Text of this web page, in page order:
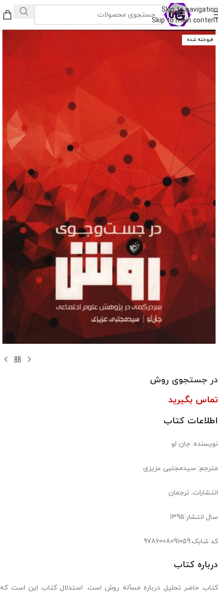
Skip to navigation
Skip to main content
فروخته شده
در جستجوی روش
تماس بگیرید
اطلاعات کتاب
نویسنده: جان لو
مترجم: سیدمجتبی عزیزی
انتشارات: ترجمان
سال انتشار:1395
کد شابک:9786008091059
درباره کتاب
کتاب حاضر تحلیل درباره مسأله روش است. استدلال کتاب این است که